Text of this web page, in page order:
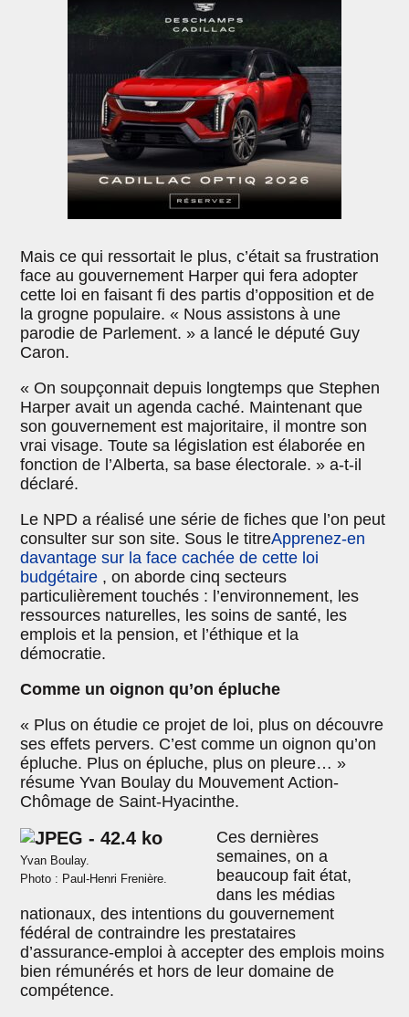
Mais ce qui ressortait le plus, c’était sa frustration
face au gouvernement Harper qui fera adopter
cette loi en faisant fi des partis d’opposition et de
la grogne populaire. « Nous assistons à une
parodie de Parlement. » a lancé le député Guy
Caron.
« On soupçonnait depuis longtemps que Stephen
Harper avait un agenda caché. Maintenant que
son gouvernement est majoritaire, il montre son
vrai visage. Toute sa législation est élaborée en
fonction de l’Alberta, sa base électorale. » a-t-il
déclaré.
Le NPD a réalisé une série de fiches que l’on peut
consulter sur son site. Sous le titreApprenez-en
davantage sur la face cachée de cette loi
budgétaire , on aborde cinq secteurs
particulièrement touchés : l’environnement, les
ressources naturelles, les soins de santé, les
emplois et la pension, et l’éthique et la
démocratie.
Comme un oignon qu’on épluche
« Plus on étudie ce projet de loi, plus on découvre
ses effets pervers. C’est comme un oignon qu’on
épluche. Plus on épluche, plus on pleure… »
résume Yvan Boulay du Mouvement Action-
Chômage de Saint-Hyacinthe.
Yvan Boulay.
Photo : Paul-Henri Frenière.
Ces dernières
semaines, on a
beaucoup fait état,
dans les médias
nationaux, des intentions du gouvernement
fédéral de contraindre les prestataires
d’assurance-emploi à accepter des emplois moins
bien rémunérés et hors de leur domaine de
compétence.